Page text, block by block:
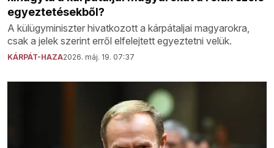
egyeztetésekből?
A külügyminiszter hivatkozott a kárpátaljai magyarokra,
csak a jelek szerint erről elfelejtett egyeztetni velük.
KÁRPÁT-HAZA2026. máj. 19. 07:37